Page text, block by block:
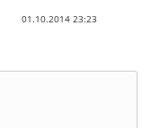
01.10.2014 23:23